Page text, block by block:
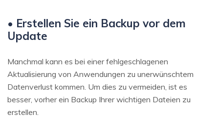
• Erstellen Sie ein Backup vor dem
Update
Manchmal kann es bei einer fehlgeschlagenen
Aktualisierung von Anwendungen zu unerwünschtem
Datenverlust kommen. Um dies zu vermeiden, ist es
besser, vorher ein Backup Ihrer wichtigen Dateien zu
erstellen.